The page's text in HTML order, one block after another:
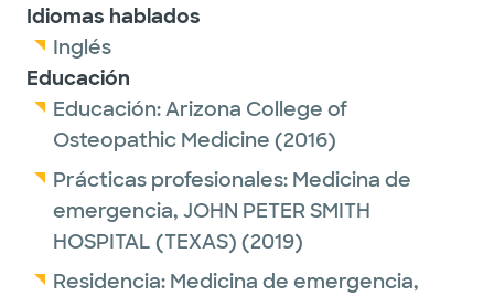
Idiomas hablados
Inglés
Educación
Educación:Arizona College of
Osteopathic Medicine (2016)
Prácticas profesionales: Medicina de
emergencia, JOHN PETER SMITH
HOSPITAL (TEXAS) (2019)
Residencia: Medicina de emergencia,